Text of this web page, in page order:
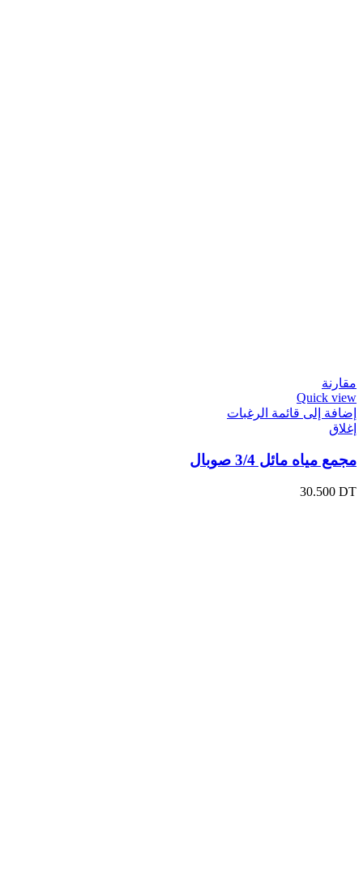
مقارنة
Quick view
إضافة إلى قائمة الرغبات
إغلاق
مجمع مياه مائل 3/4 صوبال
30.500 DT